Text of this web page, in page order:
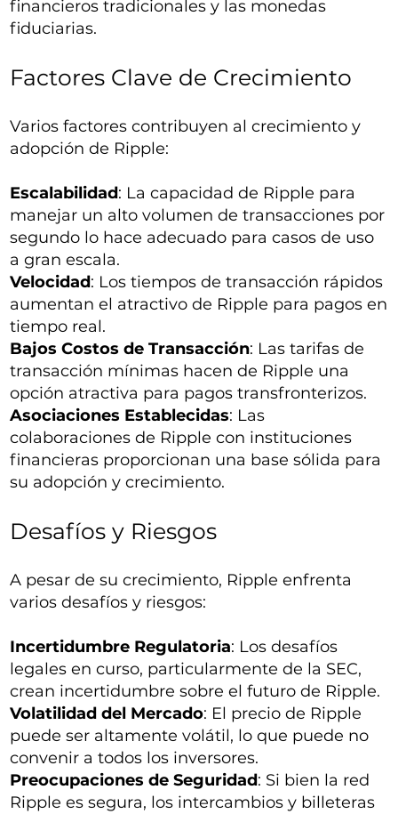
financieros tradicionales y las monedas
fiduciarias.
Factores Clave de Crecimiento
Varios factores contribuyen al crecimiento y
adopción de Ripple:
Escalabilidad: La capacidad de Ripple para
manejar un alto volumen de transacciones por
segundo lo hace adecuado para casos de uso
a gran escala.
Velocidad: Los tiempos de transacción rápidos
aumentan el atractivo de Ripple para pagos en
tiempo real.
Bajos Costos de Transacción: Las tarifas de
transacción mínimas hacen de Ripple una
opción atractiva para pagos transfronterizos.
Asociaciones Establecidas: Las
colaboraciones de Ripple con instituciones
financieras proporcionan una base sólida para
su adopción y crecimiento.
Desafíos y Riesgos
A pesar de su crecimiento, Ripple enfrenta
varios desafíos y riesgos:
Incertidumbre Regulatoria: Los desafíos
legales en curso, particularmente de la SEC,
crean incertidumbre sobre el futuro de Ripple.
Volatilidad del Mercado: El precio de Ripple
puede ser altamente volátil, lo que puede no
convenir a todos los inversores.
Preocupaciones de Seguridad: Si bien la red
Ripple es segura, los intercambios y billeteras